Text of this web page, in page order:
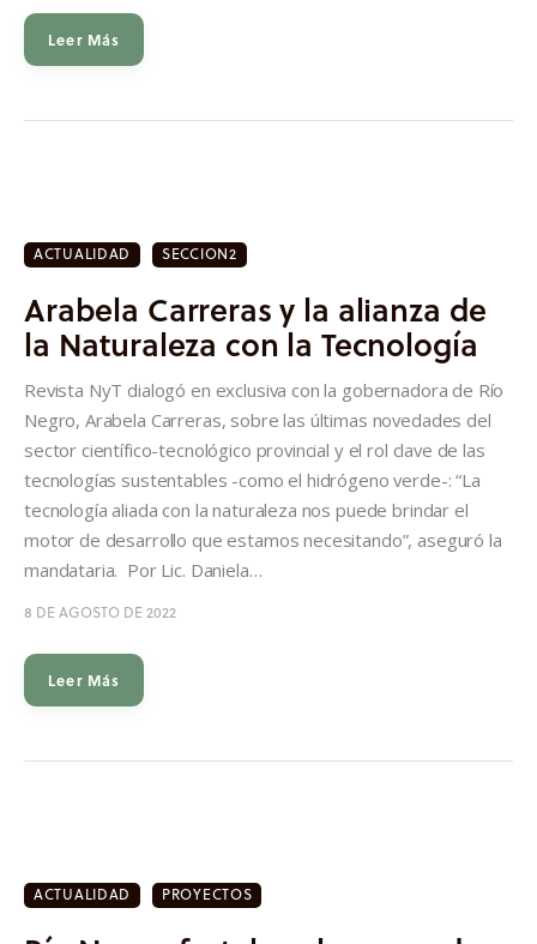
Leer Más
ACTUALIDAD SECCION2
Arabela Carreras y la alianza de
la Naturaleza con la Tecnología
Revista NyT dialogó en exclusiva con la gobernadora de Río
Negro, Arabela Carreras, sobre las últimas novedades del
sector científico-tecnológico provincial y el rol clave de las
tecnologías sustentables -como el hidrógeno verde-: “La
tecnología aliada con la naturaleza nos puede brindar el
motor de desarrollo que estamos necesitando”, aseguró la
mandataria. Por Lic. Daniela…
8 DE AGOSTO DE 2022
Leer Más
ACTUALIDAD PROYECTOS